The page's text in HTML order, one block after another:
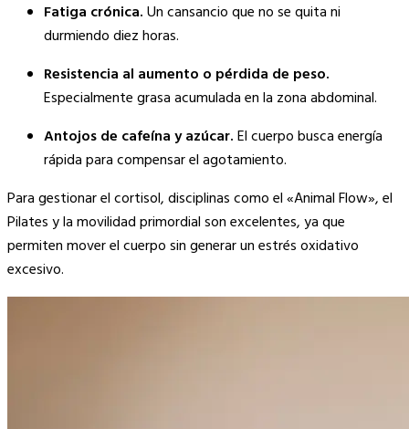
Fatiga crónica.Un cansancio que no se quita ni
durmiendo diez horas.
Resistencia al aumento o pérdida de peso.
Especialmente grasa acumulada en la zona abdominal.
Antojos de cafeína y azúcar.El cuerpo busca energía
rápida para compensar el agotamiento.
Para gestionar el cortisol, disciplinas como el «Animal Flow», el
Pilates y la movilidad primordial son excelentes, ya que
permiten mover el cuerpo sin generar un estrés oxidativo
excesivo.